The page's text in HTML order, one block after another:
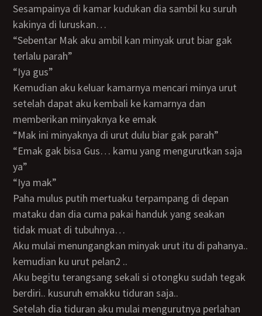
Sesampainya di kamar kudukan dia sambil ku suruh
kakinya di luruskan…
“Sebentar Mak aku ambil kan minyak urut biar gak
terlalu parah”
“Iya gus”
Kemudian aku keluar kamarnya mencari minya urut
setelah dapat aku kembali ke kamarnya dan
memberikan minyaknya ke emak
“Mak ini minyaknya di urut dulu biar gak parah”
“Emak gak bisa Gus… kamu yang mengurutkan saja
ya”
“Iya mak”
Paha mulus putih mertuaku terpampang di depan
mataku dan dia cuma pakai handuk yang seakan
tidak muat di tubuhnya…
Aku mulai menungangkan minyak urut itu di pahanya..
kemudian ku urut pelan2 ..
Aku begitu terangsang sekali si otongku sudah tegak
berdiri.. kusuruh emakku tiduran saja..
Setelah dia tiduran aku mulai mengurutnya perlahan